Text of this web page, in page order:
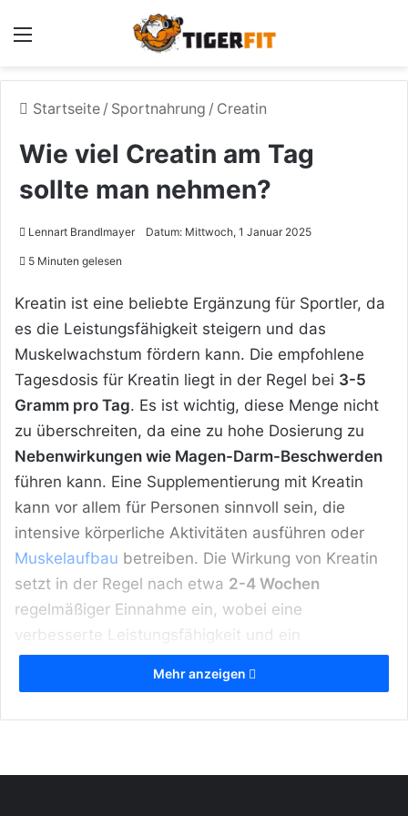
Startseite / Sportnahrung / Creatin
Wie viel Creatin am Tag
sollte man nehmen?
Lennart Brandlmayer Datum: Mittwoch, 1 Januar 2025
5 Minuten gelesen
Kreatin ist eine beliebte Ergänzung für Sportler, da
es die Leistungsfähigkeit steigern und das
Muskelwachstum fördern kann. Die empfohlene
Tagesdosis für Kreatin liegt in der Regel bei 3-5
Gramm pro Tag. Es ist wichtig, diese Menge nicht
zu überschreiten, da eine zu hohe Dosierung zu
Nebenwirkungen wie Magen-Darm-Beschwerden
führen kann. Eine Supplementierung mit Kreatin
kann vor allem für Personen sinnvoll sein, die
intensive körperliche Aktivitäten ausführen oder
Muskelaufbau betreiben. Die Wirkung von Kreatin
setzt in der Regel nach etwa 2-4 Wochen
regelmäßiger Einnahme ein, wobei eine
verbesserte Leistungsfähigkeit und ein
gesteigerter Muskelzuwachs erwartet werden
können.
Mehr anzeigen